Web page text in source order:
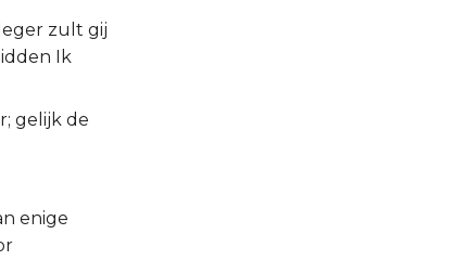
zult gij
Ik
gelijk de
enige